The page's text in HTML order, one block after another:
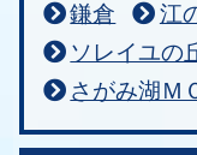
鎌倉
江
ソレイユの
さがみ湖Ｍ